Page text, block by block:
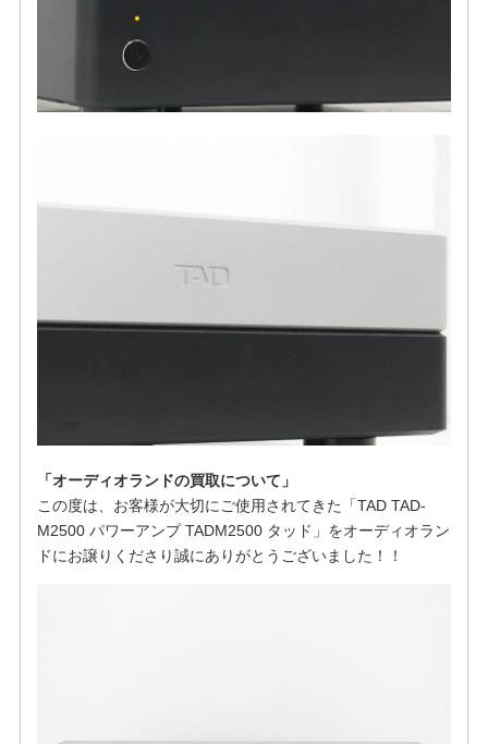
「オーディオランドの買取について」
この度は、お客様が大切にご使用されてきた「TAD TAD-
M2500 パワーアンプ TADM2500 タッド」をオーディオラン
ドにお譲りくださり誠にありがとうございました！！